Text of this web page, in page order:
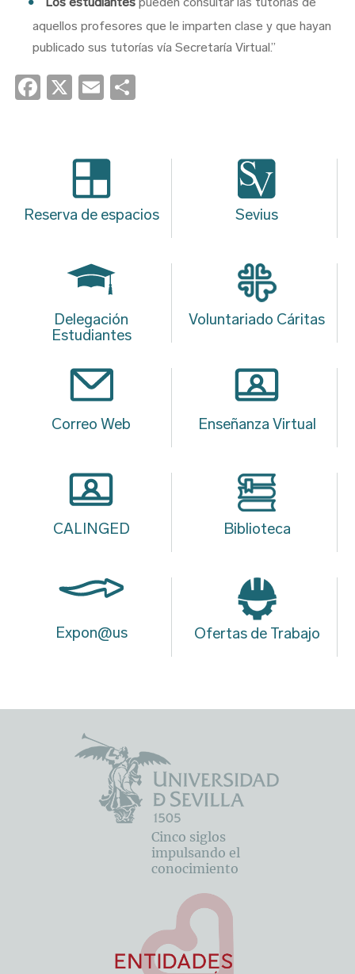
aquellos profesores que le imparten clase y que hayan
publicado sus tutorías vía Secretaría Virtual.”
Facebook
X Email
Reserva de espacios Sevius
Delegación
Estudiantes
Voluntariado Cáritas
Correo Web Enseñanza Virtual
CALINGED Biblioteca
Expon@us Ofertas de Trabajo
Cinco siglos
impulsando el
conocimiento